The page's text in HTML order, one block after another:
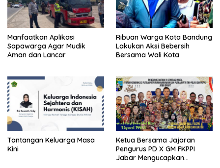
Manfaatkan Aplikasi
Sapawarga Agar Mudik
Aman dan Lancar
Ribuan Warga Kota Bandung
Lakukan Aksi Bebersih
Bersama Wali Kota
Tantangan Keluarga Masa
Kini
Ketua Bersama Jajaran
Pengurus PD X GM FKPPI
Jabar Mengucapkan